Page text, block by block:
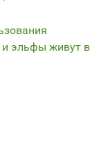
и эльфы живут в